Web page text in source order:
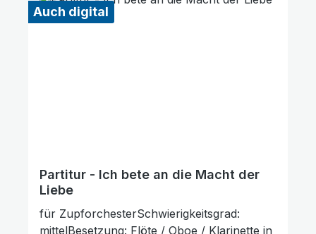
Auch digital
Partitur - Ich bete an die Macht der
Liebe
für ZupforchesterSchwierigkeitsgrad:
mittelBesetzung: Flöte / Oboe / Klarinette in